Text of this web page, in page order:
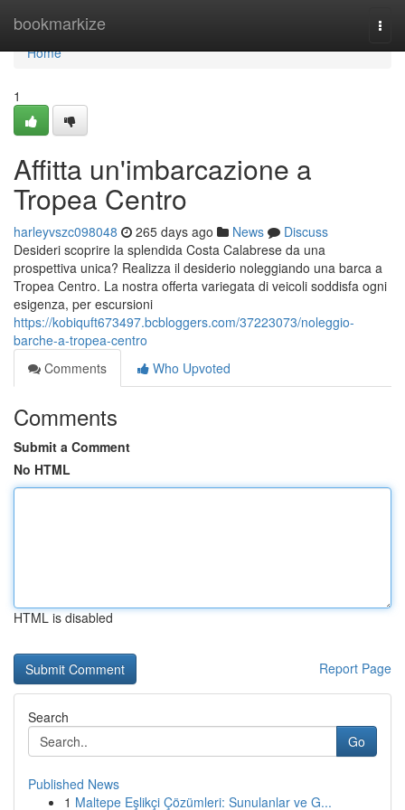
bookmarkize
Home
Home
1
Affitta un'imbarcazione a
Tropea Centro
harleyvszc098048 265 days ago News
Discuss
Desideri scoprire la splendida Costa Calabrese da una
prospettiva unica? Realizza il desiderio noleggiando una barca a
Tropea Centro. La nostra offerta variegata di veicoli soddisfa ogni
esigenza, per escursioni
https://kobiquft673497.bcbloggers.com/37223073/noleggio-
barche-a-tropea-centro
Comments
Who Upvoted
Comments
Submit a Comment
No HTML
HTML is disabled
Report Page
Search
Go
Published News
1 Maltepe Eşlikçi Çözümleri: Sunulanlar ve G...